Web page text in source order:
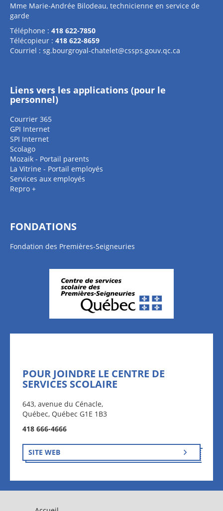
Mme Marie-Andrée Bilodeau, technicienne en service de
garde
Téléphone : 418 622-7850
Télécopieur : 418 622-8659
Courriel : sg.bourgroyal-chatelet@cssps.gouv.qc.ca
Liens vers les applications (pour le
personnel)
Courrier 365
GPI Internet
SPI Internet
Scolago
Mozaik - Portail parents
La Vitrine - Portail employés
Services aux employés
Repro +
FONDATIONS
Fondation des Premières-Seigneuries
POUR JOINDRE LE CENTRE DE
SERVICES SCOLAIRE
643, avenue du Cénacle,
Québec, Québec G1E 1B3
418 666-4666
SITE WEB